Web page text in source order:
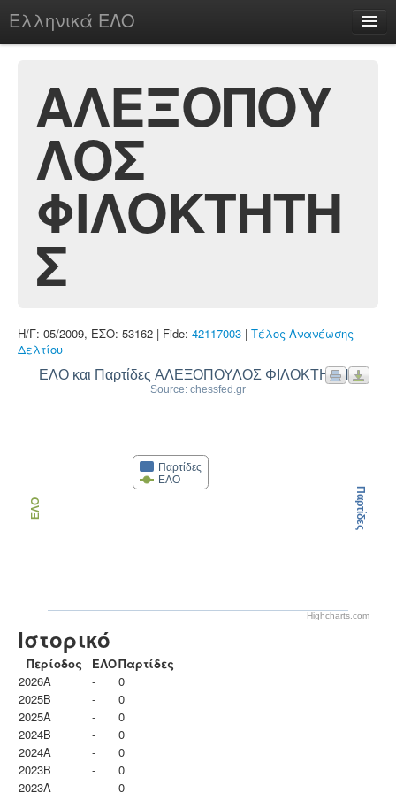
Ελληνικά ΕΛΟ
chesstu.be @ discord
Login
ΑΛΕΞΟΠΟΥ
ΛΟΣ
ΦΙΛΟΚΤΗΤΗ
Σ
Η/Γ: 05/2009, ΕΣΟ: 53162 | Fide: 42117003 | Τέλος Ανανέωσης
Δελτίου
ΕΛΟ και Παρτίδες ΑΛΕΞΟΠΟΥΛΟΣ ΦΙΛΟΚΤΗΤΗΣ
Source: chessfed.gr
Παρτίδες
ΕΛΟ
ΕΛΟ Παρτίδες
Highcharts.com
Ιστορικό
Περίοδος ΕΛΟΠαρτίδες
2026A
-
0
2025B
-
0
2025A
-
0
2024B
-
0
2024A
-
0
2023B
-
0
2023Α
- 0